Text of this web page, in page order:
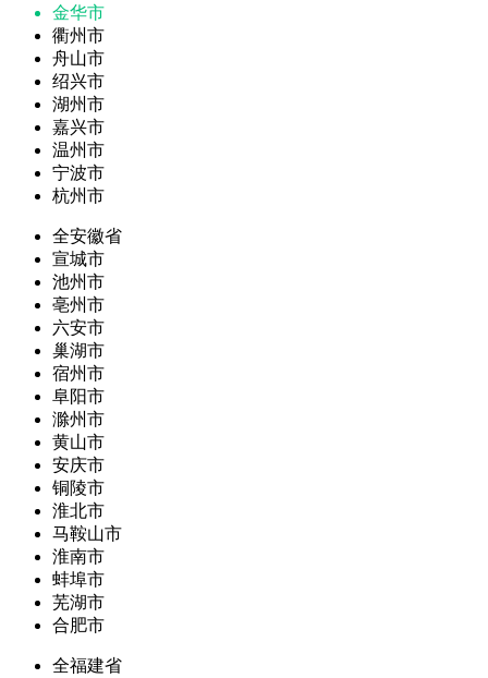
金华市
衢州市
舟山市
绍兴市
湖州市
嘉兴市
温州市
宁波市
杭州市
全安徽省
宣城市
池州市
亳州市
六安市
巢湖市
宿州市
阜阳市
滁州市
黄山市
安庆市
铜陵市
淮北市
马鞍山市
淮南市
蚌埠市
芜湖市
合肥市
全福建省